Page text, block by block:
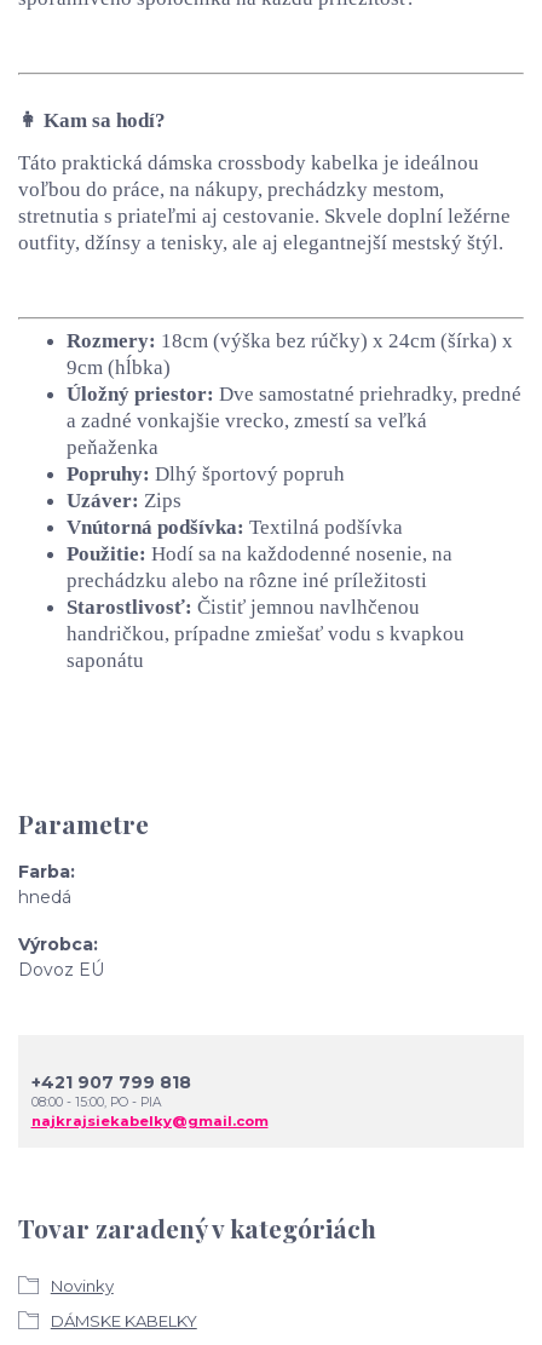
👩 Kam sa hodí?
Táto praktická dámska crossbody kabelka je ideálnou
voľbou do práce, na nákupy, prechádzky mestom,
stretnutia s priateľmi aj cestovanie. Skvele doplní ležérne
outfity, džínsy a tenisky, ale aj elegantnejší mestský štýl.
Rozmery: 18cm (výška bez rúčky) x 24cm (šírka) x
9cm (hĺbka)
Úložný priestor: Dve samostatné priehradky, predné
a zadné vonkajšie vrecko, zmestí sa veľká
peňaženka
Popruhy: Dlhý športový popruh
Uzáver: Zips
Vnútorná podšívka: Textilná podšívka
Použitie: Hodí sa na každodenné nosenie, na
prechádzku alebo na rôzne iné príležitosti
Starostlivosť: Čistiť jemnou navlhčenou
handričkou, prípadne zmiešať vodu s kvapkou
saponátu
Parametre
Farba
hnedá
Výrobca
Dovoz EÚ
Tovar zaradený v kategóriách
Novinky
DÁMSKE KABELKY
+421 907 799 818
08:00 - 15:00, PO - PIA
najkrajsiekabelky@gmail.com